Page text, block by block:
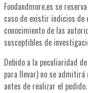
Foodandmore.es se
caso de existir indicios de
conocimiento de las
susceptibles de
Debido a la peculiaridad
para llevar) no se admitirá
antes de realizar el pedido.